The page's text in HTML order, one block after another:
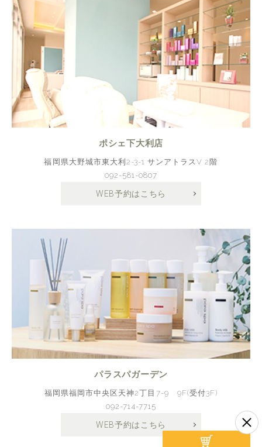
ポシェ下大利店
福岡県大野城市東大利2-3-1 サンアトラスV 2階
092-581-0807
WEB予約はこちら
パラスパガーデン
福岡県福岡市中央区天神2丁目7-9 9F(受付3F)
092-714-7715
WEB予約はこちら